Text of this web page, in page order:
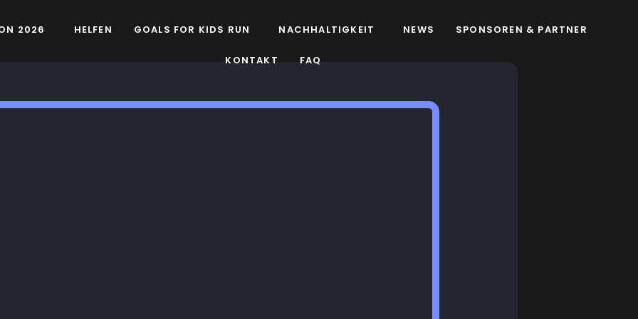
2026 HELFEN GOALS FOR KIDS RUN NACHHALTIGKEIT NEWS SPONSOREN & PARTNER
KONTAKT FAQ